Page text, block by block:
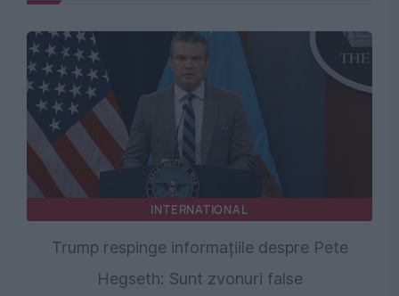
INTERNATIONAL
Trump respinge informațiile despre Pete
Hegseth: Sunt zvonuri false